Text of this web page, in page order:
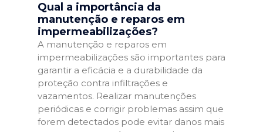
Qual a importância da
manutenção e reparos em
impermeabilizações?
A manutenção e reparos em
impermeabilizações são importantes para
garantir a eficácia e a durabilidade da
proteção contra infiltrações e
vazamentos. Realizar manutenções
periódicas e corrigir problemas assim que
forem detectados pode evitar danos mais